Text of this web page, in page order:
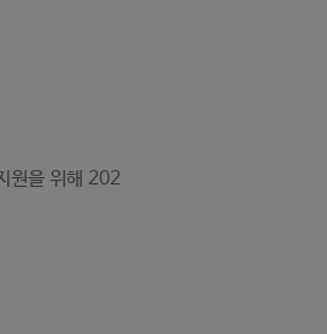
원을 위해 202